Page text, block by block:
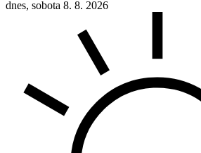
dnes, sobota 8. 8. 2026